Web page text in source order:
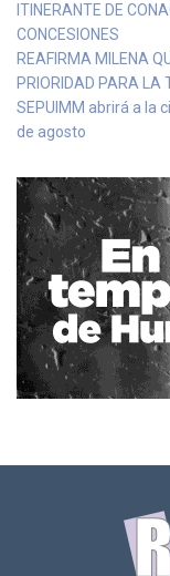
ITINERANTE DE
CONCESIONES
REAFIRMA MILENA
PRIORIDAD PARA LA
SEPUIMM abrirá a la
de agosto